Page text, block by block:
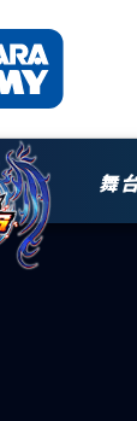
舞